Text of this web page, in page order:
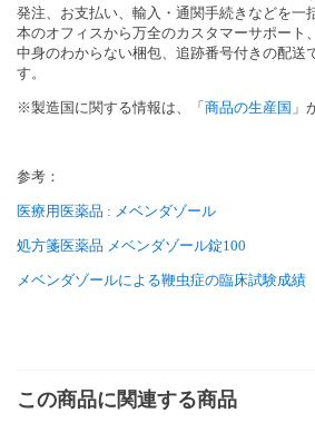
発注、お支払い、輸入・通関手続きなどを一
本のオフィスから万全のカスタマーサポート
中身のわからない梱包、追跡番号付きの配送
す。
※製造国に関する情報は、「商品の生産国 」
参考：
医療用医薬品 : メベンダゾール
処方箋医薬品 メベンダゾール錠100
メベンダゾールによる鞭虫症の臨床試験成績
この商品に関連する商品